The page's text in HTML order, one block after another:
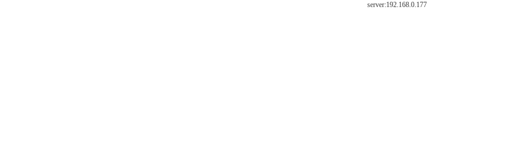
server:192.168.0.177